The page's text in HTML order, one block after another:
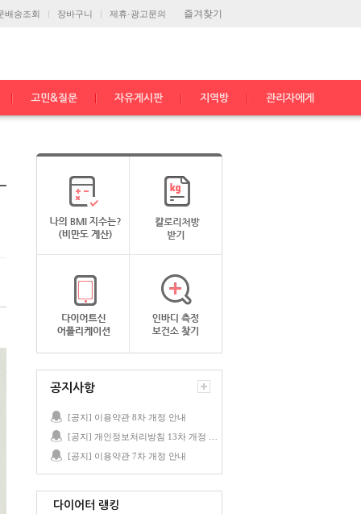
즐겨찾기
배송조회 장바구니 제휴·광고문의
고민&질문 자유게시판 지역방 관리자에게
공지사항
[공지] 이용약관 8차 개정 안내
[공지] 이용약관 7차 개정 안내
다이어터 랭킹